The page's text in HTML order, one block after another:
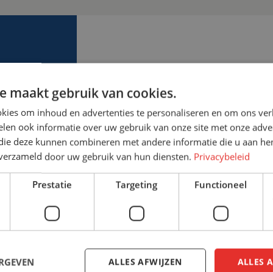
We helpen je graag verder! We
mogelijkheden en kunnen je
zien. Ga voor veiligheid van
+31 (0)161 22 64 72
Bespreek de
maakt gebruik van cookies.
om inhoud en advertenties te personaliseren en om ons
ook informatie over uw gebruik van onze site met onze
deze kunnen combineren met andere informatie die u aan
door uw gebruik van hun diensten. Privacybeleid
Prestatie Targeting Functioneel
ALLES
ALLES AFWIJZEN